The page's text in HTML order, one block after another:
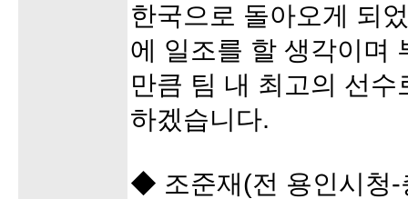
한국으로 돌아오게 되
에 일조를 할 생각이며
만큼 팀 내 최고의 선
하겠습니다.
◆ 조준재(전 용인시청-